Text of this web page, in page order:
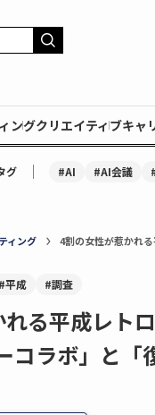
ングクリエイティブキャ
グ ｜ #AI #AI会議
ィング 4割の女性が惹かれ
#平成 #調査
る平成レト
コラボ」と「